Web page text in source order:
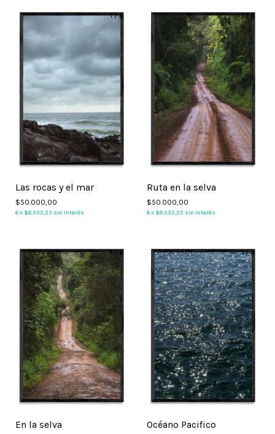
1/8
Las rocas y el mar
$50.000,00
6x $8.333,33 sin interés
1/8
Ruta en la selva
$50.000,00
6x $8.333,33 sin interés
1/8
En la selva
1/8
Océano Pacifico